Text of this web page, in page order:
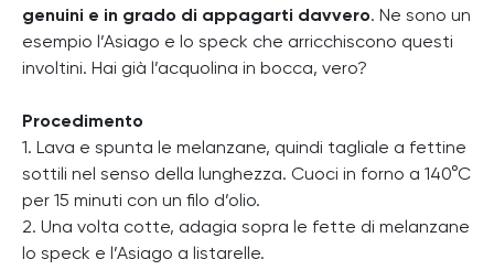
genuini e in grado di appagarti davvero. Ne sono un
esempio l’Asiago e lo speck che arricchiscono questi
involtini. Hai già l’acquolina in bocca, vero?
Procedimento
1. Lava e spunta le melanzane, quindi tagliale a fettine
sottili nel senso della lunghezza. Cuoci in forno a 140°C
per 15 minuti con un filo d’olio.
2. Una volta cotte, adagia sopra le fette di melanzane
lo speck e l’Asiago a listarelle.